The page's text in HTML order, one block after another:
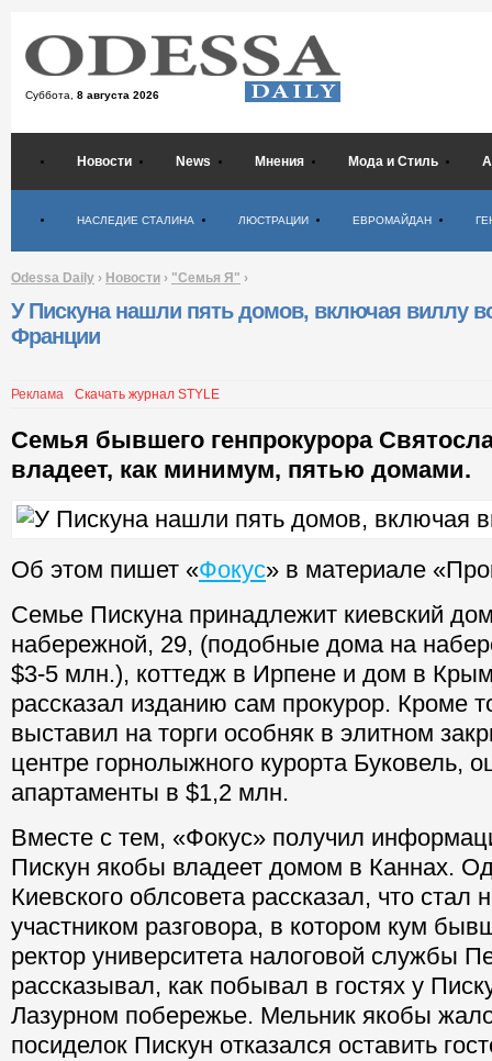
Суббота, 8 августа 2026
Новости News Мнения Мода и Стиль
НАСЛЕДИЕ СТАЛИНА ЛЮСТРАЦИИ ЕВРОМАЙДАН
Odessa Daily › Новости › "Семья Я" ›
У Пискуна нашли пять домов, включая виллу
Франции
Реклама Скачать журнал STYLE
Семья бывшего генпрокурора
владеет, как минимум, пятью домами.
Об этом пишет «Фокус» в материале
Семье Пискуна принадлежит киевский
набережной, 29, (подобные дома на
$3-5 млн.), коттедж в Ирпене и дом в
рассказал изданию сам прокурор. Кроме
выставил на торги особняк в элитном
центре горнолыжного курорта Буковель,
апартаменты в $1,2 млн.
Вместе с тем, «Фокус» получил
Пискун якобы владеет домом в Каннах.
Киевского облсовета рассказал, что стал
участником разговора, в котором кум
ректор университета налоговой службы
рассказывал, как побывал в гостях у
Лазурном побережье. Мельник якобы
посиделок Пискун отказался оставить